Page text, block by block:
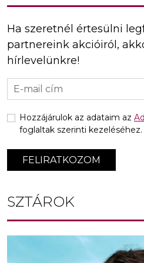
Ha szeretnél értesülni
partnereink akcióiról,
hírlevelünkre!
FELIRATKOZOM
Hozzájárulok az adataim az
foglaltak szerinti kezeléséhez.
SZTÁROK